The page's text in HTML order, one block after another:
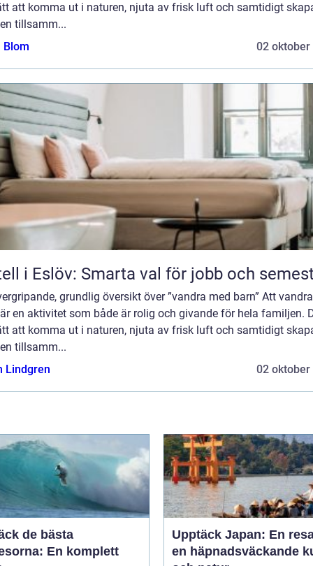
att komma ut i naturen, njuta av frisk luft och samtidigt
tillsamm...
Blom
02 oktober
i Eslöv: Smarta val för jobb och
grundlig översikt över ”vandra med barn” Att
en aktivitet som både är rolig och givande för hela familjen.
att komma ut i naturen, njuta av frisk luft och samtidigt
tillsamm...
Lindgren
02 oktober
de bästa
En komplett
Upptäck Japan: En
en häpnadsväckande